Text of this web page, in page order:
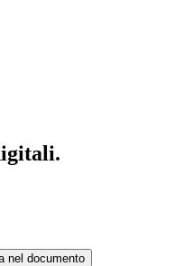
nel documento